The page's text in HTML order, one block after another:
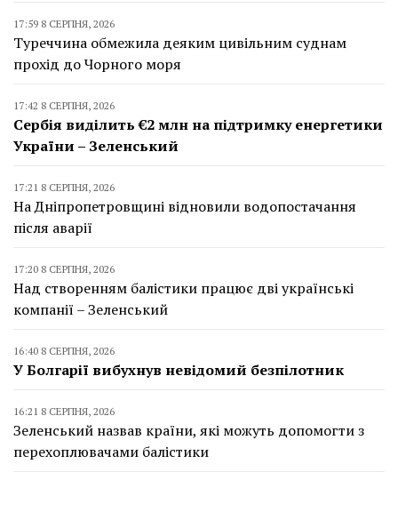
17:59 8 СЕРПНЯ, 2026
Туреччина обмежила деяким цивільним суднам
прохід до Чорного моря
17:42 8 СЕРПНЯ, 2026
Сербія виділить €2 млн на підтримку енергетики
України – Зеленський
17:21 8 СЕРПНЯ, 2026
На Дніпропетровщині відновили водопостачання
після аварії
17:20 8 СЕРПНЯ, 2026
Над створенням балістики працює дві українські
компанії – Зеленський
16:40 8 СЕРПНЯ, 2026
У Болгарії вибухнув невідомий безпілотник
16:21 8 СЕРПНЯ, 2026
Зеленський назвав країни, які можуть допомогти з
перехоплювачами балістики